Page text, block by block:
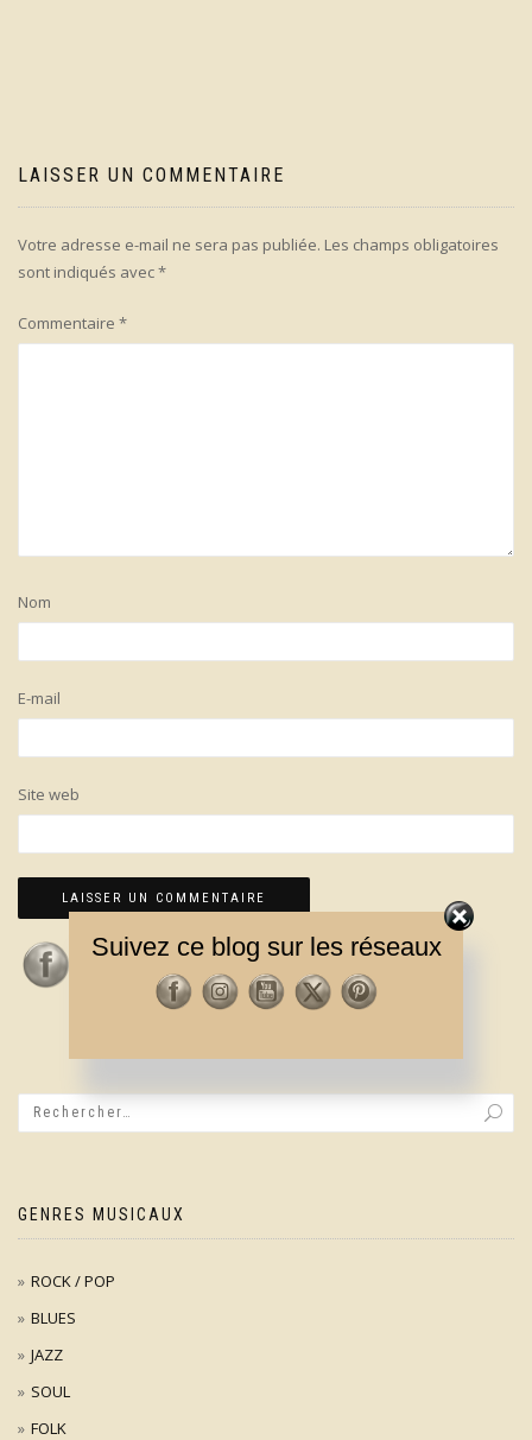
LAISSER UN COMMENTAIRE
Votre adresse e-mail ne sera pas publiée. Les champs obligatoires
sont indiqués avec*
Commentaire *
Nom
E-mail
Site web
GENRES MUSICAUX
ROCK / POP
BLUES
JAZZ
SOUL
FOLK
Suivez ce blog sur les réseaux